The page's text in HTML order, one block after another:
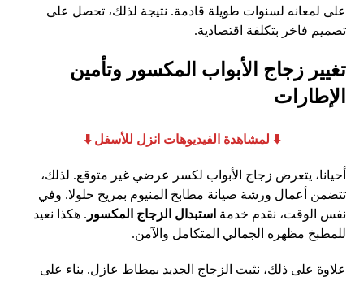
على لمعانه لسنوات طويلة قادمة. نتيجة لذلك، تحصل على
تصميم فاخر بتكلفة اقتصادية.
تغيير زجاج الأبواب المكسور وتأمين
الإطارات
​⬇️ لمشاهدة الفيديوهات انزل للأسفل ⬇️
أحيانا، يتعرض زجاج الأبواب لكسر عرضي غير متوقع. لذلك،
تتضمن أعمال ورشة صيانة مطابخ المنيوم بمريخ حلولا. وفي
نفس الوقت، نقدم خدمة استبدال الزجاج المكسور . هكذا نعيد
للمطبخ مظهره الجمالي المتكامل والآمن.
علاوة على ذلك، نثبت الزجاج الجديد بمطاط عازل. بناء على